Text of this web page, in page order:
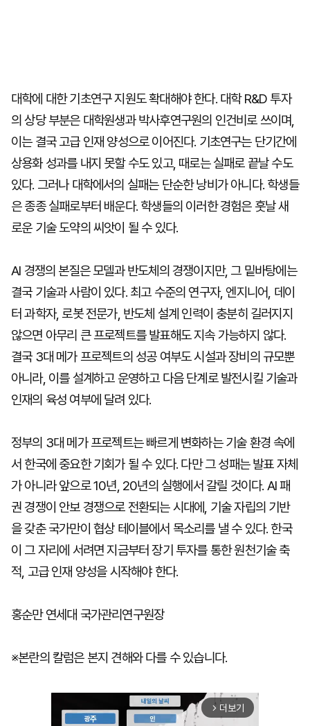
대학에 대한 기초연구 지원도 확대해야 한다. 대학 R&D 투자
의 상당 부분은 대학원생과 박사후연구원의 인건비로 쓰이며,
이는 결국 고급 인재 양성으로 이어진다. 기초연구는 단기간에
상용화 성과를 내지 못할 수도 있고, 때로는 실패로 끝날 수도
있다. 그러나 대학에서의 실패는 단순한 낭비가 아니다. 학생들
은 종종 실패로부터 배운다. 학생들의 이러한 경험은 훗날 새
로운 기술 도약의 씨앗이 될 수 있다.
AI 경쟁의 본질은 모델과 반도체의 경쟁이지만, 그 밑바탕에는
결국 기술과 사람이 있다. 최고 수준의 연구자, 엔지니어, 데이
터 과학자, 로봇 전문가, 반도체 설계 인력이 충분히 길러지지
않으면 아무리 큰 프로젝트를 발표해도 지속 가능하지 않다.
결국 3대 메가 프로젝트의 성공 여부도 시설과 장비의 규모뿐
아니라, 이를 설계하고 운영하고 다음 단계로 발전시킬 기술과
인재의 육성 여부에 달려 있다.
정부의 3대 메가 프로젝트는 빠르게 변화하는 기술 환경 속에
서 한국에 중요한 기회가 될 수 있다. 다만 그 성패는 발표 자체
가 아니라 앞으로 10년, 20년의 실행에서 갈릴 것이다. AI 패
권 경쟁이 안보 경쟁으로 전환되는 시대에, 기술 자립의 기반
을 갖춘 국가만이 협상 테이블에서 목소리를 낼 수 있다. 한국
이 그 자리에 서려면 지금부터 장기 투자를 통한 원천기술 축
적, 고급 인재 양성을 시작해야 한다.
홍순만 연세대 국가관리연구원장
※본란의 칼럼은 본지 견해와 다를 수 있습니다.
arrow_forward_ios 더보기